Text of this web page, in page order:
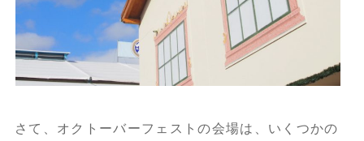
さて、オクトーバーフェストの会場は、いくつかの